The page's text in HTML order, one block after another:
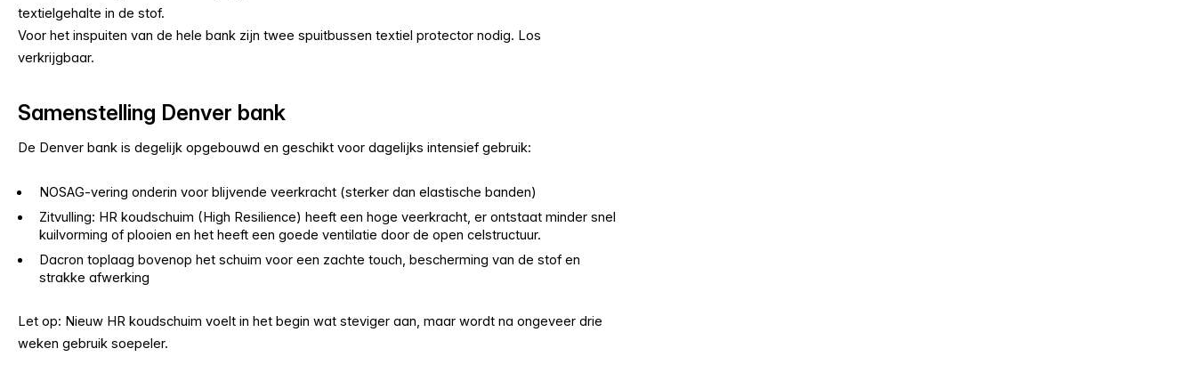
textielgehalte in de stof.
Voor het inspuiten van de hele bank zijn twee spuitbussen textiel protector nodig. Los
verkrijgbaar.
Samenstelling Denver bank
De Denver bank is degelijk opgebouwd en geschikt voor dagelijks intensief gebruik:
NOSAG-vering onderin voor blijvende veerkracht (sterker dan elastische banden)
Zitvulling: HR koudschuim (High Resilience) heeft een hoge veerkracht, er ontstaat minder snel
kuilvorming of plooien en het heeft een goede ventilatie door de open celstructuur.
Dacron toplaag bovenop het schuim voor een zachte touch, bescherming van de stof en
strakke afwerking
Let op: Nieuw HR koudschuim voelt in het begin wat steviger aan, maar wordt na ongeveer drie
weken gebruik soepeler.